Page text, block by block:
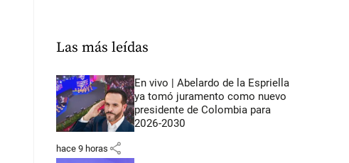
Las más leídas
En vivo | Abelardo de la Espriella
ya tomó juramento como nuevo
presidente de Colombia para
2026-2030
hace 9 horas share